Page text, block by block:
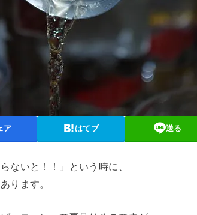
ア はてブ 送る
ないと！！」という時に、
ります。